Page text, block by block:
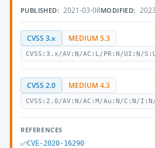
PUBLISHED: 2021-03-08MODIFIED:
CVSS 3.x MEDIUM 5.3
CVSS:3.x/AV:N/AC:L/PR:N/UI:N/
CVSS 2.0 MEDIUM 4.3
CVSS:2.0/AV:N/AC:M/Au:N/C:N/
REFERENCES
CVE-2020-16290